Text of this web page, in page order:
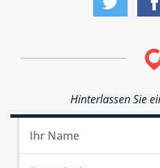
Hinterlassen Sie